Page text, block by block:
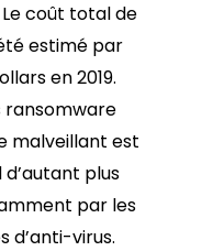
coût total de
estimé par
en 2019.
ransomware
malveillant est
d’autant plus
par les
d’anti-virus.